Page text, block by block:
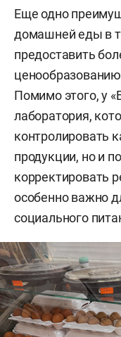
Еще одно
домашней еды в
предоставить
Помимо этого, у
лаборатория,
контролировать
продукции, но и
корректировать
особенно важно
социального